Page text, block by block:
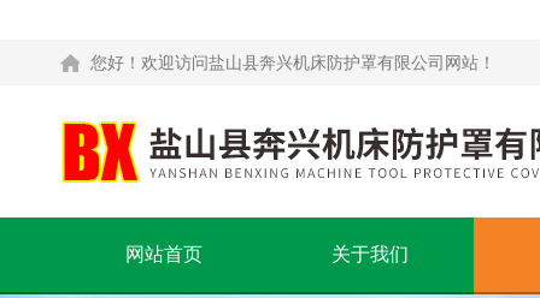
您好！欢迎访问盐山县奔兴机床防护罩有限公司网站！
网站首页 关于我们